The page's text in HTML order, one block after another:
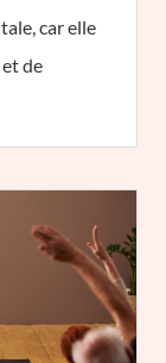
car elle
de